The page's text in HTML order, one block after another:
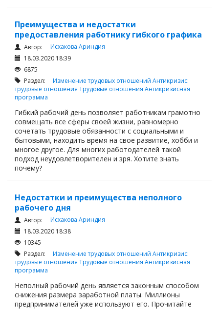
Преимущества и недостатки
предоставления работнику гибкого графика
Автор:
Исхакова Ариндия
18.03.2020 18:39
6875
Раздел: Изменение трудовых отношений Антикризис:
трудовые отношения Трудовые отношения Антикризисная
программа
Гибкий рабочий день позволяет работникам грамотно
совмещать все сферы своей жизни, равномерно
сочетать трудовые обязанности с социальными и
бытовыми, находить время на свое развитие, хобби и
многое другое. Для многих работодателей такой
подход неудовлетворителен и зря. Хотите знать
почему?
Недостатки и преимущества неполного
рабочего дня
Автор:
Исхакова Ариндия
18.03.2020 18:38
10345
Раздел: Изменение трудовых отношений Антикризис:
трудовые отношения Трудовые отношения Антикризисная
программа
Неполный рабочий день является законным способом
снижения размера заработной платы. Миллионы
предпринимателей уже используют его. Прочитайте